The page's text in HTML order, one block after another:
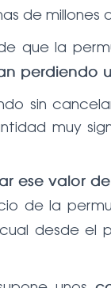
de millones
que la
perdiendo
sin
muy
ese valor
de la
desde